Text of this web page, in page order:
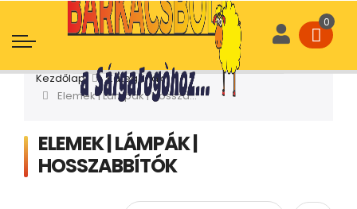
Kezdőlap
Kategóriák
Elemek | Lámpák | Hosszabbítók
ELEMEK | LÁMPÁK |
HOSSZABBÍTÓK